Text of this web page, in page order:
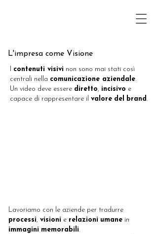
L'impresa come Visione
I contenuti visivi non sono mai stati così
centrali nella comunicazione aziendale.
Un video deve essere diretto, incisivo e
capace di rappresentare il valore del brand.
Lavoriamo con le aziende per tradurre
processi, visioni e relazioni umane in
immagini memorabili.